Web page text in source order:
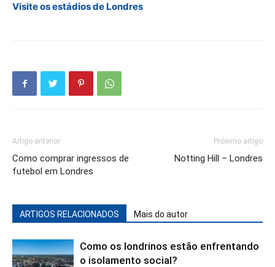
Visite os estádios de Londres
Artigo anterior
Como comprar ingressos de
futebol em Londres
Próximo artigo
Notting Hill – Londres
ARTIGOS RELACIONADOS Mais do autor
Como os londrinos estão enfrentando
o isolamento social?